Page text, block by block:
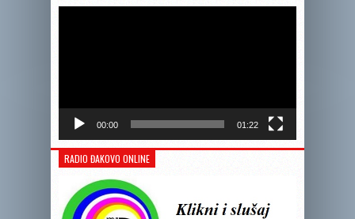
00:00 01:22
RADIO ĐAKOVO ONLINE